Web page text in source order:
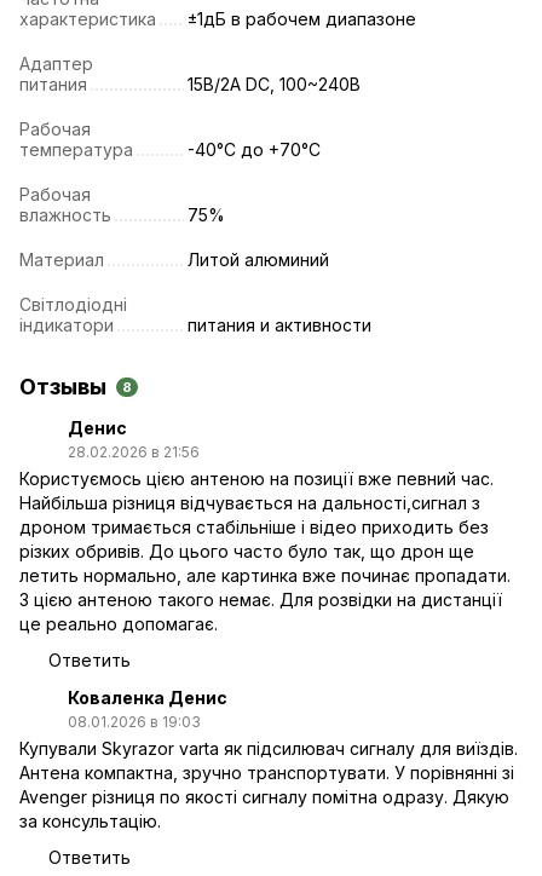
характеристика
±1дБ в рабочем диапазоне
Адаптер
питания
15В/2А DC, 100~240В
Рабочая
температура
-40°C до +70°C
Рабочая
влажность
75%
Материал Литой алюминий
Світлодіодні
індикатори
питания и активности
Отзывы 8
Денис
28.02.2026 в 21:56
Користуємось цією антеною на позиції вже певний час.
Найбільша різниця відчувається на дальності,сигнал з
дроном тримається стабільніше і відео приходить без
різких обривів. До цього часто було так, що дрон ще
летить нормально, але картинка вже починає пропадати.
З цією антеною такого немає. Для розвідки на дистанції
це реально допомагає.
Ответить
Коваленка Денис
08.01.2026 в 19:03
Купували Skyrazor varta як підсилювач сигналу для виїздів.
Антена компактна, зручно транспортувати. У порівнянні зі
Avenger різниця по якості сигналу помітна одразу. Дякую
за консультацію.
Ответить